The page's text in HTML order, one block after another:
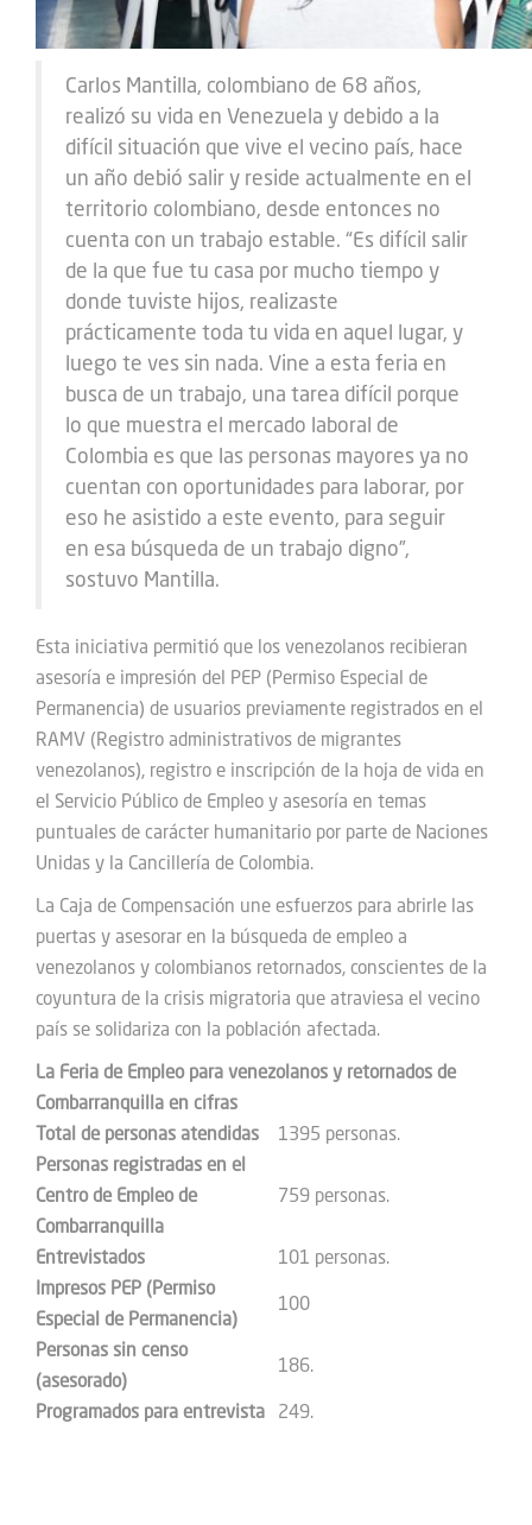
Carlos Mantilla, colombiano de 68 años,
realizó su vida en Venezuela y debido a la
difícil situación que vive el vecino país, hace
un año debió salir y reside actualmente en el
territorio colombiano, desde entonces no
cuenta con un trabajo estable. “Es difícil salir
de la que fue tu casa por mucho tiempo y
donde tuviste hijos, realizaste
prácticamente toda tu vida en aquel lugar, y
luego te ves sin nada. Vine a esta feria en
busca de un trabajo, una tarea difícil porque
lo que muestra el mercado laboral de
Colombia es que las personas mayores ya no
cuentan con oportunidades para laborar, por
eso he asistido a este evento, para seguir
en esa búsqueda de un trabajo digno”,
sostuvo Mantilla.
Esta iniciativa permitió que los venezolanos recibieran
asesoría e impresión del PEP (Permiso Especial de
Permanencia) de usuarios previamente registrados en el
RAMV (Registro administrativos de migrantes
venezolanos), registro e inscripción de la hoja de vida en
el Servicio Público de Empleo y asesoría en temas
puntuales de carácter humanitario por parte de Naciones
Unidas y la Cancillería de Colombia.
La Caja de Compensación une esfuerzos para abrirle las
puertas y asesorar en la búsqueda de empleo a
venezolanos y colombianos retornados, conscientes de la
coyuntura de la crisis migratoria que atraviesa el vecino
país se solidariza con la población afectada.
La Feria de Empleo para venezolanos y retornados de
Combarranquilla en cifras
Total de personas atendidas
1395 personas.
Personas registradas en el
Centro de Empleo de
Combarranquilla
759 personas.
Entrevistados
101 personas.
Impresos PEP (Permiso
Especial de Permanencia)
100
Personas sin censo
(asesorado)
186.
Programados para entrevista 249.